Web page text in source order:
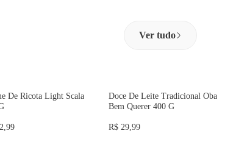
Ver tudo
De Ricota Light Scala
Doce De Leite Tradicional Oba
Bem Querer 400 G
R$ 29,99